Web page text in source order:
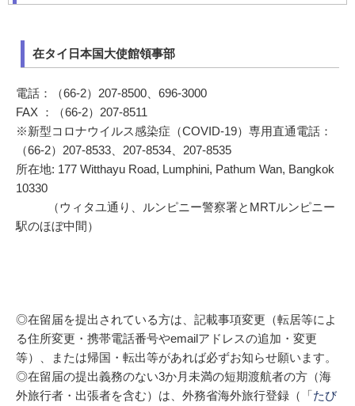
在タイ日本国大使館領事部
電話：（66-2）207-8500、696-3000
FAX ：（66-2）207-8511
※新型コロナウイルス感染症（COVID-19）専用直通電話：
（66-2）207-8533、207-8534、207-8535
所在地: 177 Witthayu Road, Lumphini, Pathum Wan, Bangkok
10330
（ウィタユ通り、ルンピニー警察署とMRTルンピニー
駅のほぼ中間）
◎在留届を提出されている方は、記載事項変更（転居等によ
る住所変更・携帯電話番号やemailアドレスの追加・変更
等）、または帰国・転出等があれば必ずお知らせ願います。
◎在留届の提出義務のない3か月未満の短期渡航者の方（海
外旅行者・出張者を含む）は、外務省海外旅行登録（「 たび